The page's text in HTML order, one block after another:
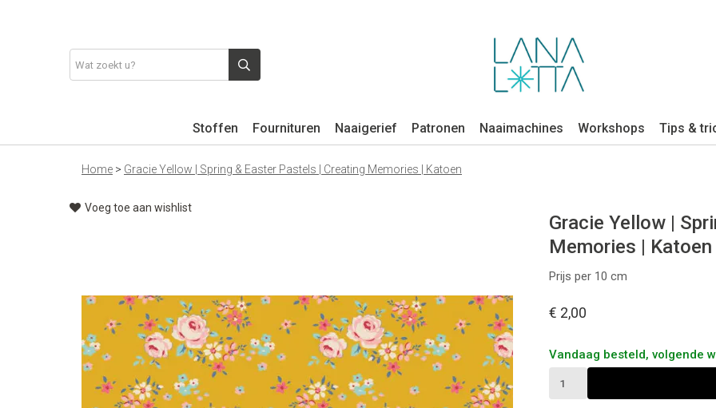
Stoffen Fournituren Naaigerief Patronen Naaimachines Workshops Tips &
Home > Gracie Yellow | Spring & Easter Pastels | Creating Memories | Katoen
Voeg toe aan wishlist
Gracie Yellow |
Memories | Katoen
Prijs per 10 cm
€ 2,00
Vandaag besteld, volgende